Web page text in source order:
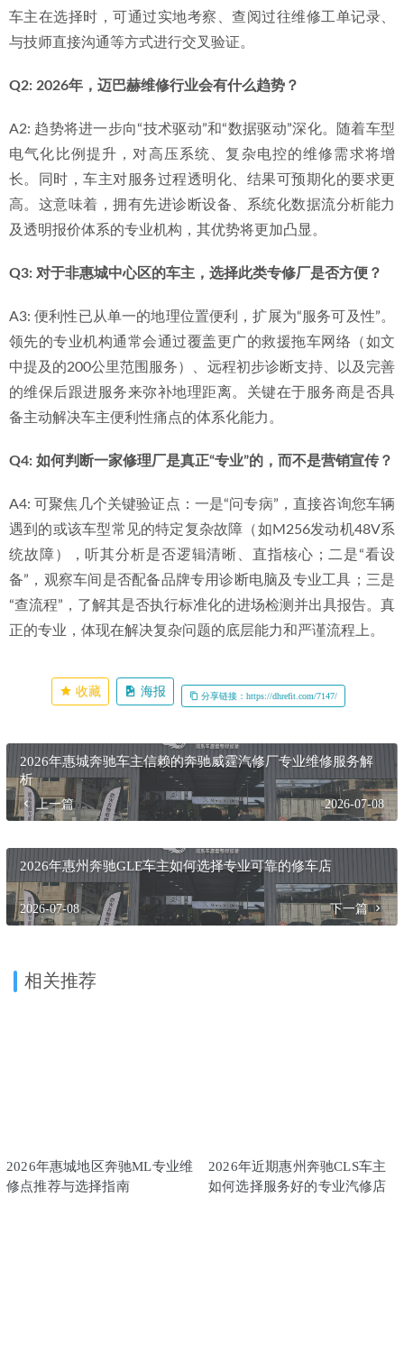
车主在选择时，可通过实地考察、查阅过往维修工单记录、
与技师直接沟通等方式进行交叉验证。
Q2: 2026年，迈巴赫维修行业会有什么趋势？
A2: 趋势将进一步向“技术驱动”和“数据驱动”深化。随着车型
电气化比例提升，对高压系统、复杂电控的维修需求将增
长。同时，车主对服务过程透明化、结果可预期化的要求更
高。这意味着，拥有先进诊断设备、系统化数据流分析能力
及透明报价体系的专业机构，其优势将更加凸显。
Q3: 对于非惠城中心区的车主，选择此类专修厂是否方便？
A3: 便利性已从单一的地理位置便利，扩展为“服务可及性”。
领先的专业机构通常会通过覆盖更广的救援拖车网络（如文
中提及的200公里范围服务）、远程初步诊断支持、以及完善
的维保后跟进服务来弥补地理距离。关键在于服务商是否具
备主动解决车主便利性痛点的体系化能力。
Q4: 如何判断一家修理厂是真正“专业”的，而不是营销宣传？
A4: 可聚焦几个关键验证点：一是“问专病”，直接咨询您车辆
遇到的或该车型常见的特定复杂故障（如M256发动机48V系
统故障），听其分析是否逻辑清晰、直指核心；二是“看设
备”，观察车间是否配备品牌专用诊断电脑及专业工具；三是
“查流程”，了解其是否执行标准化的进场检测并出具报告。真
正的专业，体现在解决复杂问题的底层能力和严谨流程上。
收藏 海报 分享链接：https://dhrefit.com/7147/
2026年惠城奔驰车主信赖的奔驰威霆汽修厂专业维修服务解
析
上一篇 2026-07-08
2026年惠州奔驰GLE车主如何选择专业可靠的修车店
2026-07-08 下一篇
相关推荐
2026年惠城地区奔驰ML专业维
修点推荐与选择指南
2026年近期惠州奔驰CLS车主
如何选择服务好的专业汽修店